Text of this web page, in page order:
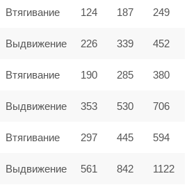
Втягивание
124 187 249
Выдвижение 226 339 452
Втягивание 190 285 380
Выдвижение 353 530 706
Втягивание 297 445 594
Выдвижение 561 842 1122